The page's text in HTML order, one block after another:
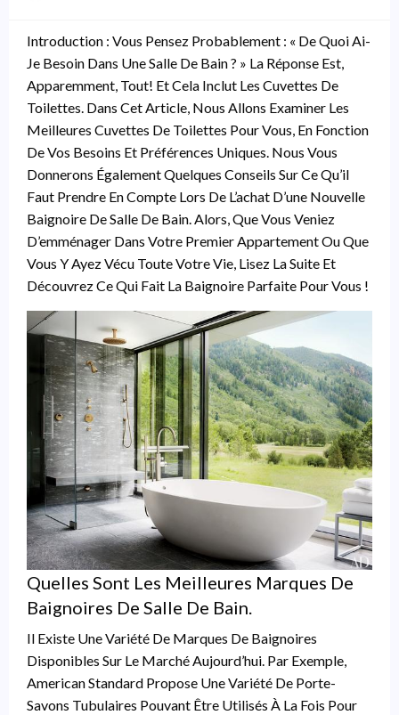
Introduction : Vous Pensez Probablement : « De Quoi Ai-
Je Besoin Dans Une Salle De Bain ? » La Réponse Est,
Apparemment, Tout! Et Cela Inclut Les Cuvettes De
Toilettes. Dans Cet Article, Nous Allons Examiner Les
Meilleures Cuvettes De Toilettes Pour Vous, En Fonction
De Vos Besoins Et Préférences Uniques. Nous Vous
Donnerons Également Quelques Conseils Sur Ce Qu’il
Faut Prendre En Compte Lors De L’achat D’une Nouvelle
Baignoire De Salle De Bain. Alors, Que Vous Veniez
D’emménager Dans Votre Premier Appartement Ou Que
Vous Y Ayez Vécu Toute Votre Vie, Lisez La Suite Et
Découvrez Ce Qui Fait La Baignoire Parfaite Pour Vous !
Quelles Sont Les Meilleures Marques De
Baignoires De Salle De Bain.
Il Existe Une Variété De Marques De Baignoires
Disponibles Sur Le Marché Aujourd’hui. Par Exemple,
American Standard Propose Une Variété De Porte-
Savons Tubulaires Pouvant Être Utilisés À La Fois Pour